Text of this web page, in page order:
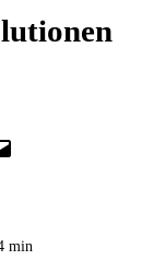
länk
min